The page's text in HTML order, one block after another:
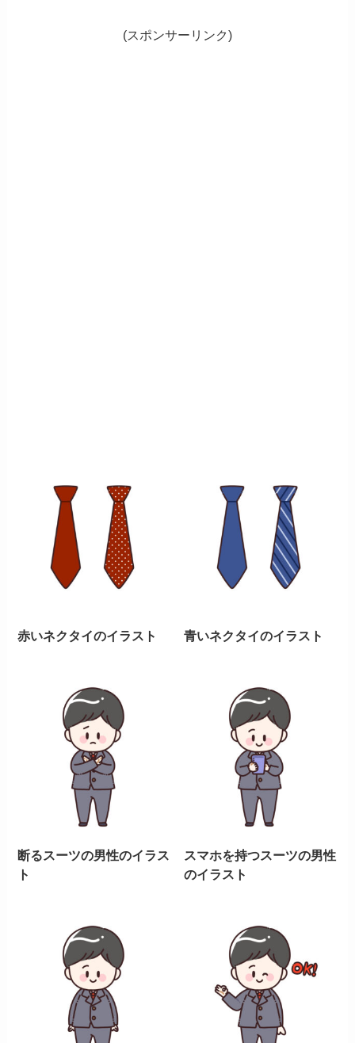
(スポンサーリンク)
赤いネクタイのイラスト 青いネクタイのイラスト
断るスーツの男性のイラス
ト
スマホを持つスーツの男性
のイラスト